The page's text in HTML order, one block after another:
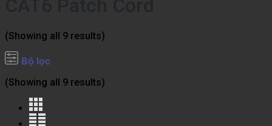
(Showing all 9 results)
Bộ lọc
(Showing all 9 results)